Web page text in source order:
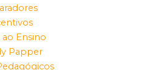
Ensino
Papper